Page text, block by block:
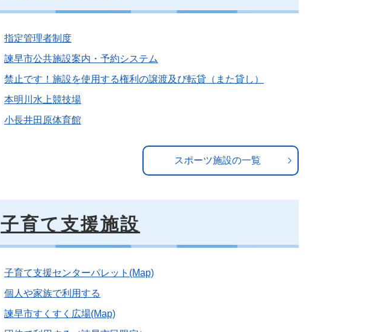
指定管理者制度
諫早市公共施設案内・予約システム
禁止です！施設を使用する権利の譲渡及び転貸（また貸し）
本明川水上競技場
小長井田原体育館
スポーツ施設の一覧
子育て支援施設
子育て支援センターパレット(Map)
個人や家族で利用する
諫早市すくすく広場(Map)